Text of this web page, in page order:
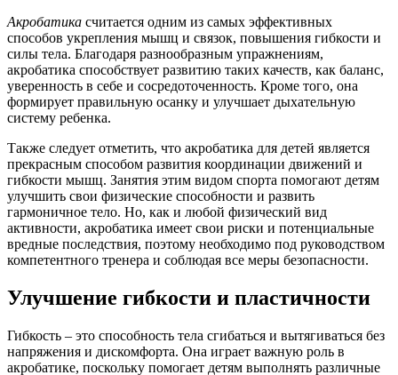
Акробатика считается одним из самых эффективных
способов укрепления мышц и связок, повышения гибкости и
силы тела. Благодаря разнообразным упражнениям,
акробатика способствует развитию таких качеств, как баланс,
уверенность в себе и сосредоточенность. Кроме того, она
формирует правильную осанку и улучшает дыхательную
систему ребенка.
Также следует отметить, что акробатика для детей является
прекрасным способом развития координации движений и
гибкости мышц. Занятия этим видом спорта помогают детям
улучшить свои физические способности и развить
гармоничное тело. Но, как и любой физический вид
активности, акробатика имеет свои риски и потенциальные
вредные последствия, поэтому необходимо под руководством
компетентного тренера и соблюдая все меры безопасности.
Улучшение гибкости и пластичности
Гибкость – это способность тела сгибаться и вытягиваться без
напряжения и дискомфорта. Она играет важную роль в
акробатике, поскольку помогает детям выполнять различные